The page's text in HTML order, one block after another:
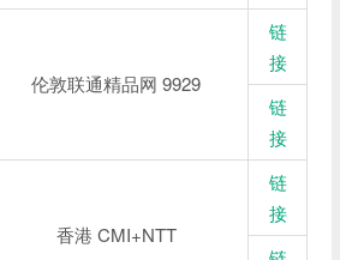
伦敦联通精品网 9929
链
接
链
接
香港 CMI+NTT
链
接